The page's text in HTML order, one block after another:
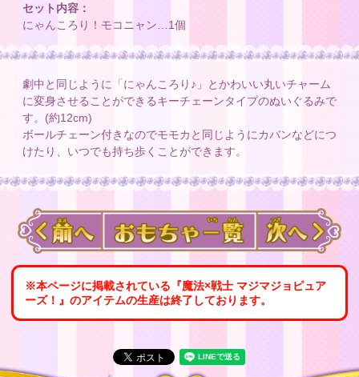
セット内容：
にゃんころり！モコニャン…1個
劇中と同じように「にゃんころり♪」とかわいい丸いチャーム
に変身させることができるキーチェーンタイプのぬいぐるみで
す。(約12cm)
ボールチェーン付きなのでモモカと同じようにカバンなどにつ
けたり、 いつでも持ち歩くことができます。
※本ページに掲載されている『魔法×戦士 マジマジョピュア
ーズ！』のアイテムの生産は終了しております。